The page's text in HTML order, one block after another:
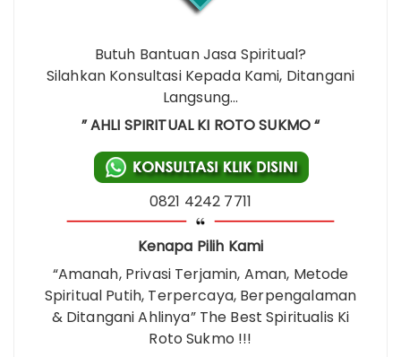
Butuh Bantuan Jasa Spiritual?
Silahkan Konsultasi Kepada Kami, Ditangani
Langsung…
” AHLI SPIRITUAL KI ROTO SUKMO “
0821 4242 7711
Kenapa Pilih Kami
“Amanah, Privasi Terjamin, Aman, Metode
Spiritual Putih, Terpercaya, Berpengalaman
& Ditangani Ahlinya” The Best Spiritualis Ki
Roto Sukmo !!!